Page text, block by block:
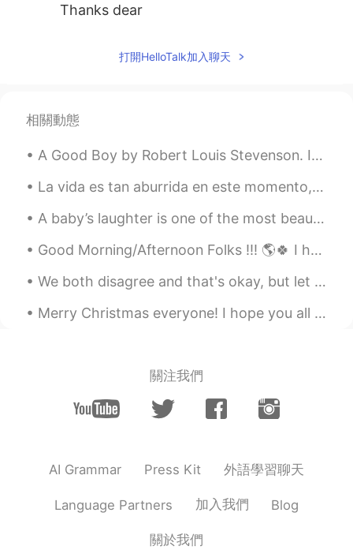
Thanks dear
打開HelloTalk加入聊天
相關動態
A Good Boy by Robert Louis Stevenson. I woke before the morning, I was happy all the day, I neve...
La vida es tan aburrida en este momento, lo único divertido es salir corriendo 🏃 Life is so bori...
A baby’s laughter is one of the most beautiful sound you will ever hear. 😂 😂 Unless it’s 3 AM ...
Good Morning/Afternoon Folks !!! 🌎🍀 I hope you have a great weekend. ☺ (An early Christian monast...
We both disagree and that's okay, but let us first achieve our goal. If we cannot work togethe...
Merry Christmas everyone! I hope you all had an amazing time with those around you and managed to...
關注我們
AI Grammar Press Kit 外語學習聊天
Language Partners 加入我們 Blog
關於我們